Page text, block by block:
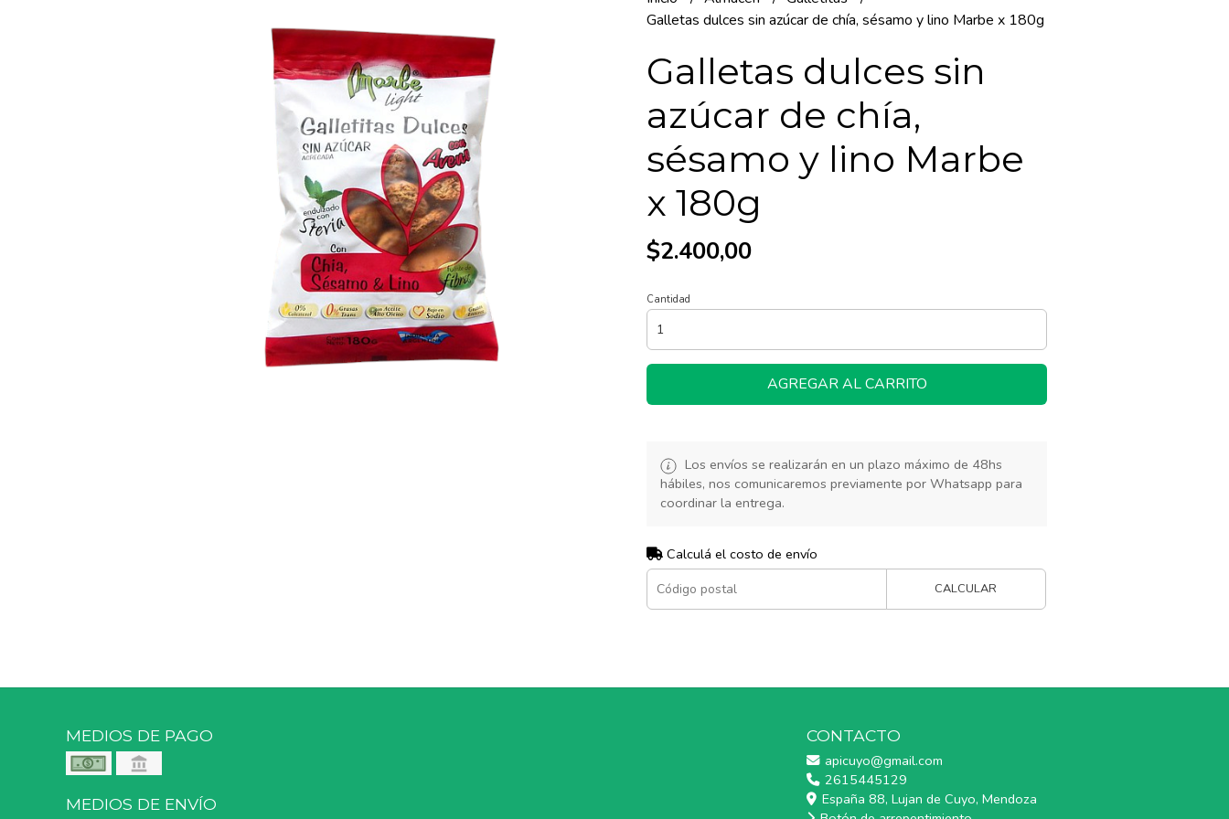
Galletas dulces sin azúcar de chía, sésamo y lino Marbe x 180g
Galletas dulces sin
azúcar de chía,
sésamo y lino Marbe
x 180g
$2.400,00
Cantidad
AGREGAR AL CARRITO
Los envíos se realizarán en un plazo máximo de 48hs
hábiles, nos comunicaremos previamente por Whatsapp para
coordinar la entrega.
Calculá el costo de envío
CALCULAR
MEDIOS DE PAGO
MEDIOS DE ENVÍO
CONTACTO
apicuyo@gmail.com
2615445129
España 88, Lujan de Cuyo, Mendoza